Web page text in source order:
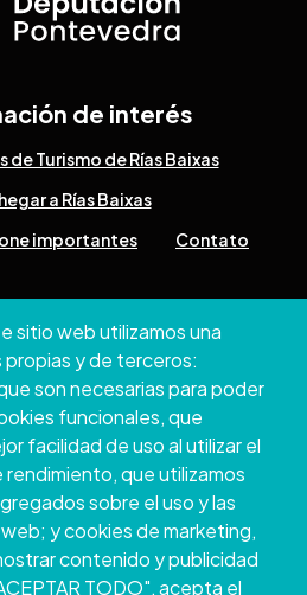
sitio web utilizamos una
y de terceros:
son necesarias para poder
funcionales, que
facilidad de uso al utilizar el
que utilizamos
sobre el uso y las
y cookies de marketing,
contenido y publicidad
TODO", acepta el
de interés
Turismo de Rías Baixas
a Rías Baixas
importantes
Contato
100 | +34 986 804 124